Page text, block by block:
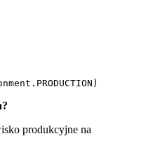
produkcyjne na